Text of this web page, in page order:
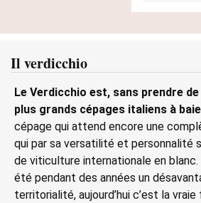
Il verdicchio
Le Verdicchio est, sans prendre
plus grands cépages italiens à
cépage qui attend encore une
qui par sa versatilité et personnalité
de viticulture internationale en blanc.
été pendant des années un
territorialité, aujourd’hui c’est la